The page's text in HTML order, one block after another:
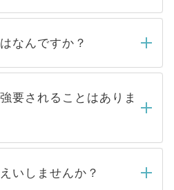
したら、弊社担当者がご
、その後メールもしくは
業日以内にはご連絡をせて
、しばらくお待ちくださ
なんですか？
で取り扱っている求人の
サイトからご覧いただ
人」です。非公開求人は
て、一般には公開してい
るため 人気のある医療機
要されることはありま
することは一切ありませ
募先から内定をいただい
いしませんか？